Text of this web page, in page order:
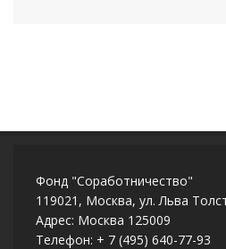
Фонд "Соработничество"
119021, Москва, ул. Льва
Адрес: Москва 125009
Телефон: + 7 (495) 640-77-93